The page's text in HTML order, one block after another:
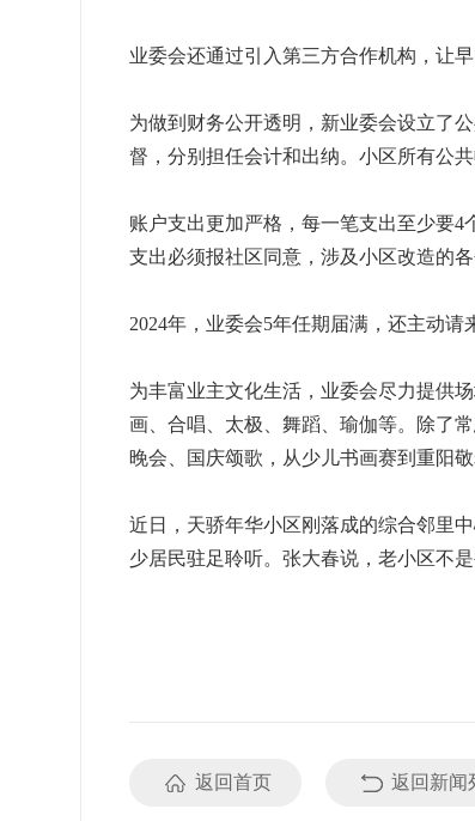
业委会还通过引入第三方合作机构，让
为做到财务公开透明，新业委会设立了
督，分别担任会计和出纳。小区所有公
账户支出更加严格，每一笔支出至少要
支出必须报社区同意，涉及小区改造的
2024年，业委会5年任期届满，还主动
为丰富业主文化生活，业委会尽力提供
画、合唱、太极、舞蹈、瑜伽等。除了
晚会、国庆颂歌，从少儿书画赛到重阳
近日，天骄年华小区刚落成的综合邻里
少居民驻足聆听。张大春说，老小区不
返回首页 返回新闻